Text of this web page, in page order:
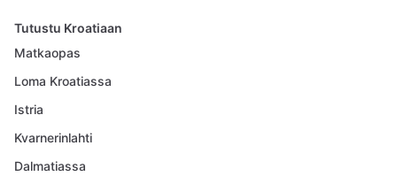
Tutustu Kroatiaan
Matkaopas
Loma Kroatiassa
Istria
Kvarnerinlahti
Dalmatiassa